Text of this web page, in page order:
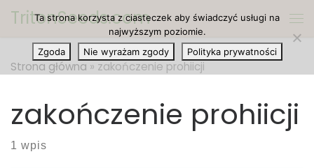
Przejdź do treści
TritonSeeds.com
Strona główna » zakończenie prohiicji
zakończenie prohiicji
1 wpis
Ta strona korzysta z ciasteczek aby świadczyć usługi na
najwyższym poziomie.
Zgoda
Nie wyrażam zgody Polityka prywatności